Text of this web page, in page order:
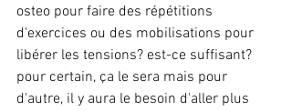
osteo pour faire des répétitions
d'exercices ou des mobilisations pour
libérer les tensions? est-ce suffisant?
pour certain, ça le sera mais pour
d'autre, il y aura le besoin d'aller plus